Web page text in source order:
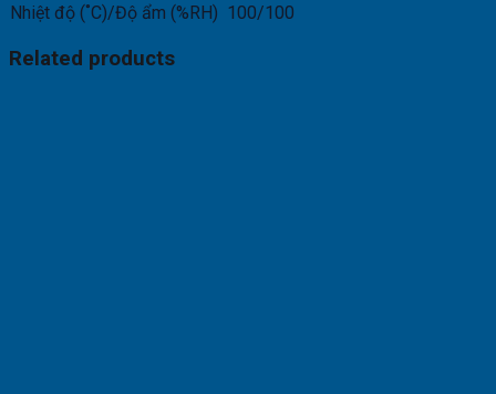
Nhiệt độ (˚C)/Độ ẩm (%RH) 100/100
Related products